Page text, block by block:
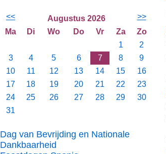
<< Augustus 2026
>>
Ma
Di Wo Do Vr Za
Zo
1
2
3
4 5 6 7 8
9
10
11 12 13 14 15
16
17
18 19 20 21 22
23
24
25 26 27 28 29
30
31
Dag van Bevrijding en Nationale
Dankbaarheid